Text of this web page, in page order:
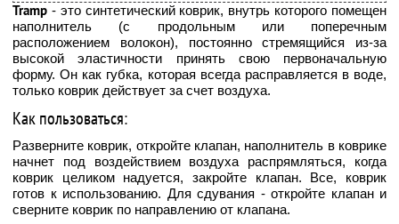
Tramp - это синтетический коврик, внутрь которого помещен
наполнитель (с продольным или поперечным
расположением волокон), постоянно стремящийся из-за
высокой эластичности принять свою первоначальную
форму. Он как губка, которая всегда расправляется в воде,
только коврик действует за счет воздуха.
Как пользоваться:
Разверните коврик, откройте клапан, наполнитель в коврике
начнет под воздействием воздуха распрямляться, когда
коврик целиком надуется, закройте клапан. Все, коврик
готов к использованию. Для сдувания - откройте клапан и
сверните коврик по направлению от клапана.